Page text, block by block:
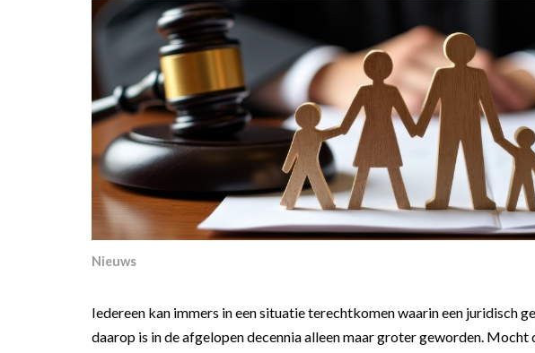
Nieuws
Iedereen kan immers in een situatie terechtkomen waarin een juridisch
daarop is in de afgelopen decennia alleen maar groter geworden. Mocht